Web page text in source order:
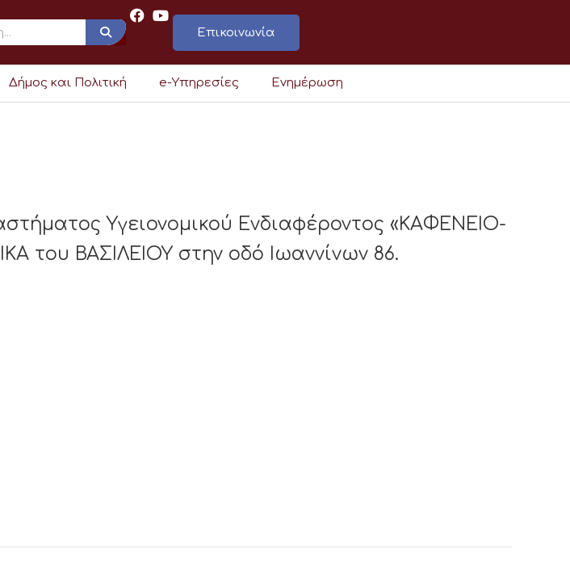
Επικοινωνία
Δήμος και Πολιτική e-Υπηρεσίες Ενημέρωση
Υγειονομικού Ενδιαφέροντος «ΚΑΦΕΝΕΙΟ-
του ΒΑΣΙΛΕΙΟΥ στην οδό Ιωαννίνων 86.